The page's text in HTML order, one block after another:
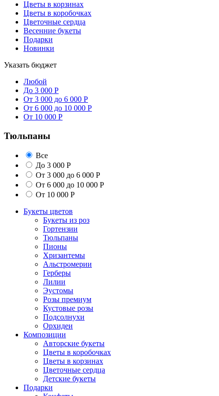
Цветы в корзинах
Цветы в коробочках
Цветочные сердца
Весенние букеты
Подарки
Новинки
Указать бюджет
Любой
До 3 000 Р
От 3 000 до 6 000 Р
От 6 000 до 10 000 Р
От 10 000 Р
Тюльпаны
Все
До 3 000 Р
От 3 000 до 6 000 Р
От 6 000 до 10 000 Р
От 10 000 Р
Букеты цветов
Букеты из роз
Гортензии
Тюльпаны
Пионы
Хризантемы
Альстромерии
Герберы
Лилии
Эустомы
Розы премиум
Кустовые розы
Подсолнухи
Орхидеи
Композиции
Авторские букеты
Цветы в коробочках
Цветы в корзинах
Цветочные сердца
Детские букеты
Подарки